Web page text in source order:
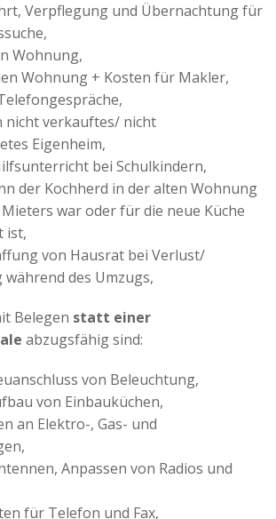
Verpflegung und Übernachtung für
Wohnung,
Wohnung + Kosten für Makler,
nicht verkauftes/ nicht
Eigenheim,
bei Schulkindern,
der Kochherd in der alten Wohnung
war oder für die neue Küche
ist,
von Hausrat bei Verlust/
während des Umzugs,
Belegen statt einer
abzugsfähig sind:
von Beleuchtung,
von Einbauküchen,
an Elektro-, Gas- und
Anpassen von Radios und
für Telefon und Fax,